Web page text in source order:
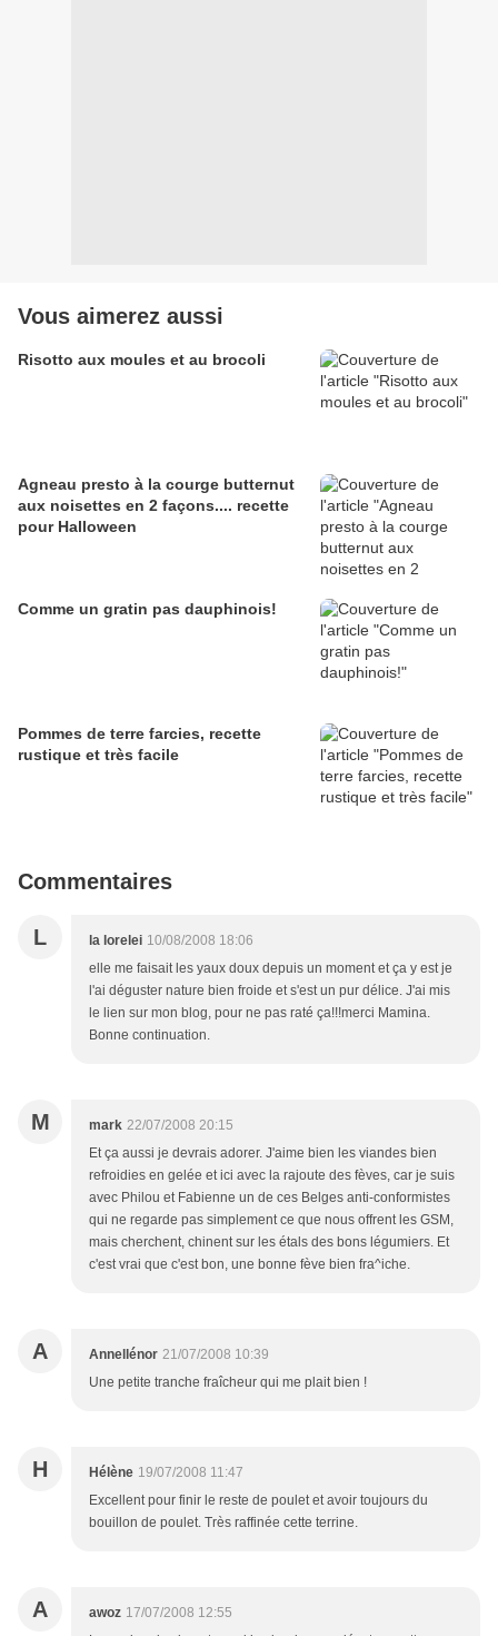
Vous aimerez aussi
Risotto aux moules et au brocoli
Agneau presto à la courge butternut
aux noisettes en 2 façons.... recette
pour Halloween
Comme un gratin pas dauphinois!
Pommes de terre farcies, recette
rustique et très facile
Commentaires
L la lorelei 10/08/2008 18:06
elle me faisait les yaux doux depuis un moment et ça y est je
l'ai déguster nature bien froide et s'est un pur délice. J'ai mis
le lien sur mon blog, pour ne pas raté ça!!!merci Mamina.
Bonne continuation.
M mark 22/07/2008 20:15
Et ça aussi je devrais adorer. J'aime bien les viandes bien
refroidies en gelée et ici avec la rajoute des fèves, car je suis
avec Philou et Fabienne un de ces Belges anti-conformistes
qui ne regarde pas simplement ce que nous offrent les GSM,
mais cherchent, chinent sur les étals des bons légumiers. Et
c'est vrai que c'est bon, une bonne fève bien fra^iche.
A Annellénor 21/07/2008 10:39
Une petite tranche fraîcheur qui me plait bien !
H Hélène 19/07/2008 11:47
Excellent pour finir le reste de poulet et avoir toujours du
bouillon de poulet. Très raffinée cette terrine.
A awoz 17/07/2008 12:55